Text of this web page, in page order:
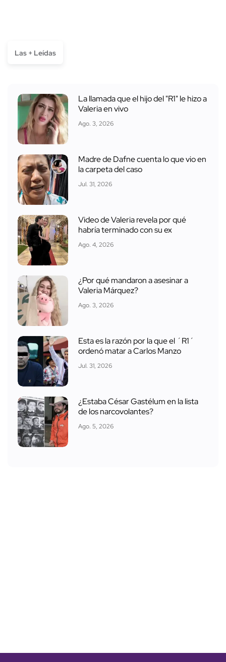
Las + Leídas
La llamada que el hijo del "R1" le hizo a
Valeria en vivo
Ago. 3, 2026
Madre de Dafne cuenta lo que vio en
la carpeta del caso
Jul. 31, 2026
Video de Valeria revela por qué
habría terminado con su ex
Ago. 4, 2026
¿Por qué mandaron a asesinar a
Valeria Márquez?
Ago. 3, 2026
Esta es la razón por la que el ´R1´
ordenó matar a Carlos Manzo
Jul. 31, 2026
¿Estaba César Gastélum en la lista
de los narcovolantes?
Ago. 5, 2026